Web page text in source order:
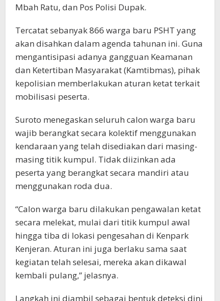
Mbah Ratu, dan Pos Polisi Dupak.
Tercatat sebanyak 866 warga baru PSHT yang
akan disahkan dalam agenda tahunan ini. Guna
mengantisipasi adanya gangguan Keamanan
dan Ketertiban Masyarakat (Kamtibmas), pihak
kepolisian memberlakukan aturan ketat terkait
mobilisasi peserta.
Suroto menegaskan seluruh calon warga baru
wajib berangkat secara kolektif menggunakan
kendaraan yang telah disediakan dari masing-
masing titik kumpul. Tidak diizinkan ada
peserta yang berangkat secara mandiri atau
menggunakan roda dua.
“Calon warga baru dilakukan pengawalan ketat
secara melekat, mulai dari titik kumpul awal
hingga tiba di lokasi pengesahan di Kenpark
Kenjeran. Aturan ini juga berlaku sama saat
kegiatan telah selesai, mereka akan dikawal
kembali pulang,” jelasnya.
Langkah ini diambil sebagai bentuk deteksi dini